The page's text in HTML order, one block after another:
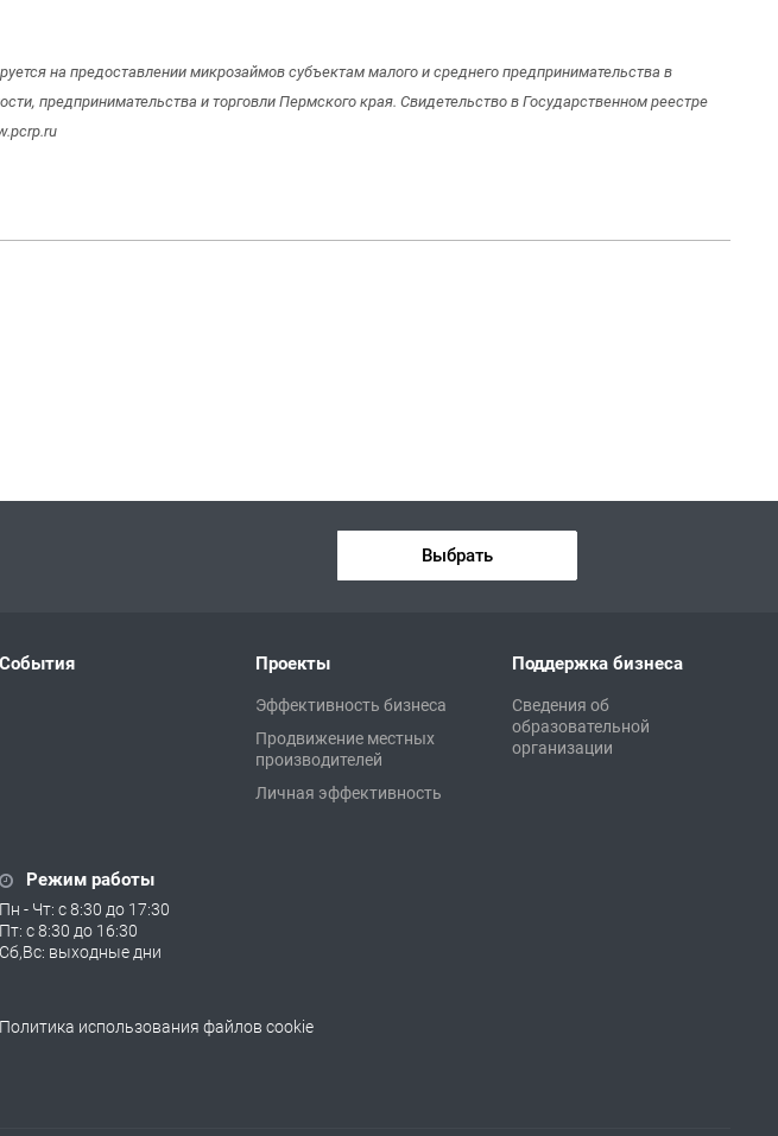
на предоставлении микрозаймов субъектам малого и среднего предпринимательства в
предпринимательства и торговли Пермского края. Свидетельство в Государственном реестре
Выбрать
События Проекты
Эффективность бизнеса
Продвижение местных
производителей
Личная эффективность
Поддержка бизнеса
Сведения об
образовательной
организации
Режим работы
Пн - Чт: с 8:30 до 17:30
Пт: с 8:30 до 16:30
Сб,Вс: выходные дни
Политика использования файлов cookie